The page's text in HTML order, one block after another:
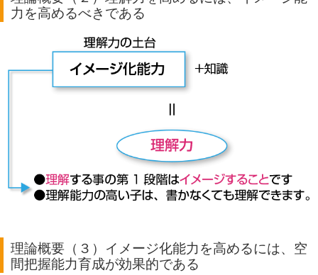
力を高めるべきである
理論概要（３）イメージ化能力を高めるには、空
間把握能力育成が効果的である